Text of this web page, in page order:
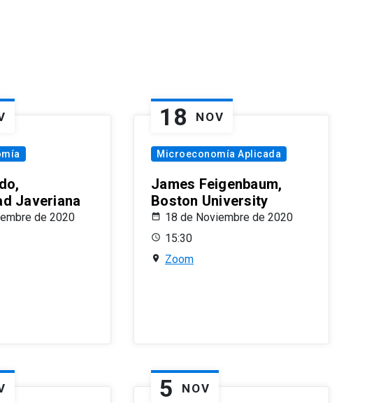
Javeriana
de 2020
18 NOV
Microeconomía Aplicada
James Feigenbaum,
Boston University
18 de Noviembre de 2020
15:30
Zoom
5 NOV